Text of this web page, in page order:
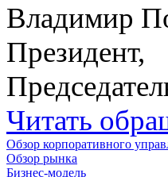
Владимир
Президент,
Читать
Обзор корпоративного
Обзор рынка
Бизнес-модель